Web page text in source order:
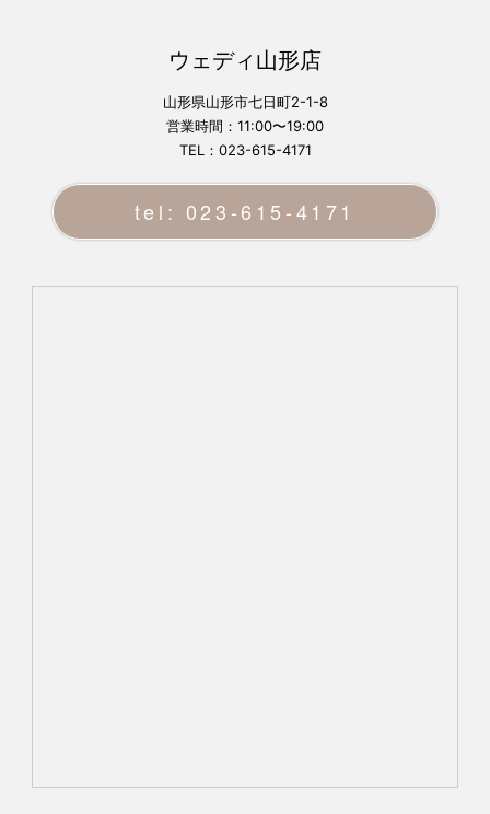
ウェディ山形店
山形県山形市七日町2-1-8
営業時間：11:00〜19:00
TEL：023-615-4171
tel: 023-615-4171